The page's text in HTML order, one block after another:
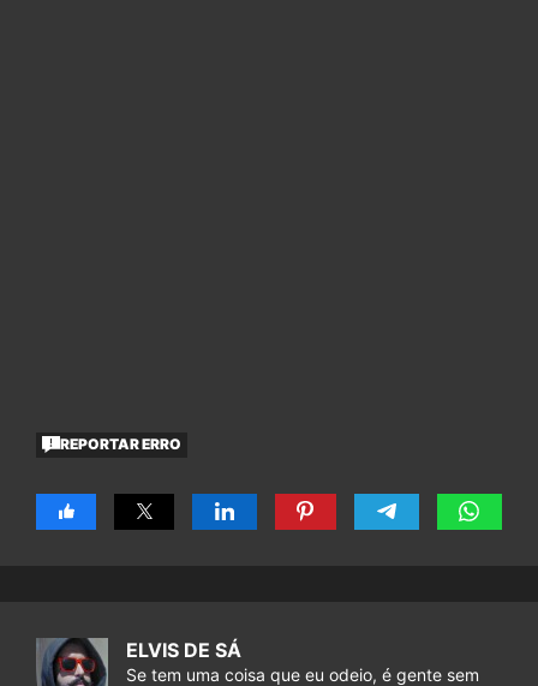
REPORTAR ERRO
ELVIS DE SÁ
Se tem uma coisa que eu odeio, é gente sem